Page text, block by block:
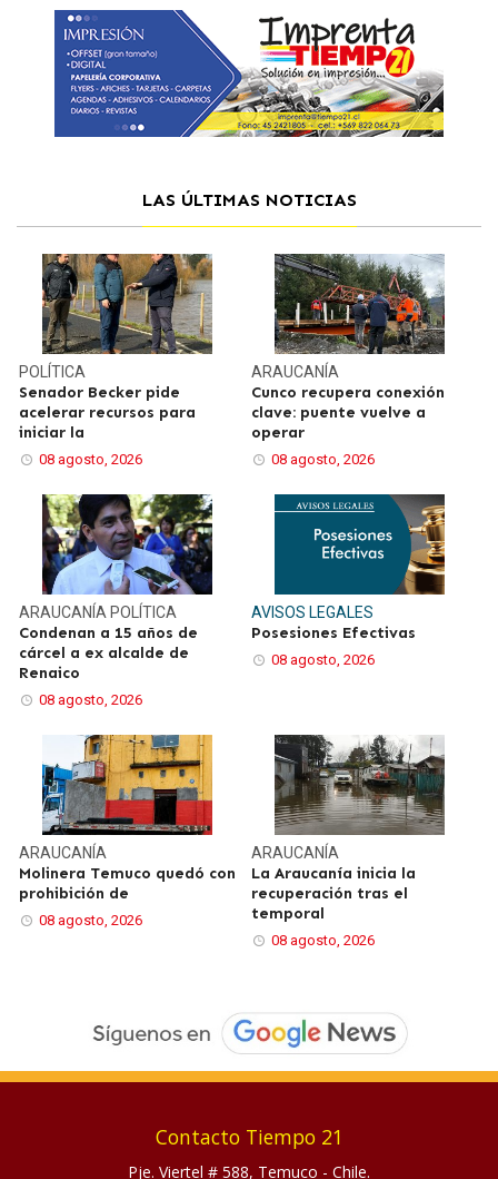
LAS ÚLTIMAS NOTICIAS
POLÍTICA
Senador Becker pide
acelerar recursos para
iniciar la
08 agosto, 2026
ARAUCANÍA
Cunco recupera conexión
clave: puente vuelve a
operar
08 agosto, 2026
ARAUCANÍA POLÍTICA
Condenan a 15 años de
cárcel a ex alcalde de
Renaico
08 agosto, 2026
AVISOS LEGALES
Posesiones Efectivas
08 agosto, 2026
ARAUCANÍA
Molinera Temuco quedó con
prohibición de
08 agosto, 2026
ARAUCANÍA
La Araucanía inicia la
recuperación tras el
temporal
08 agosto, 2026
Contacto Tiempo 21
Pje. Viertel # 588, Temuco - Chile.